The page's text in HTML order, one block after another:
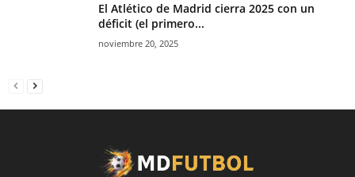
El Atlético de Madrid cierra 2025 con un
déficit (el primero...
noviembre 20, 2025